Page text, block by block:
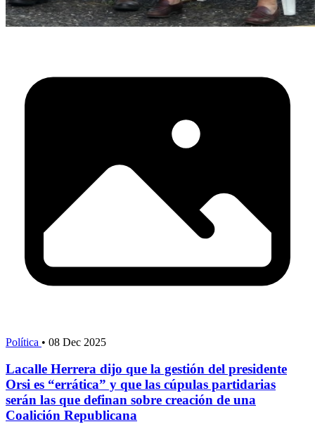
Política • 08 Dec 2025
Lacalle Herrera dijo que la gestión del presidente
Orsi es “errática” y que las cúpulas partidarias
serán las que definan sobre creación de una
Coalición Republicana